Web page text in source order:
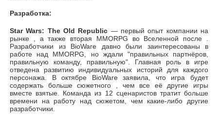
Разработка:
Star Wars: The Old Republic — первый опыт компании на
рынке , а также вторая MMORPG во Вселенной после .
Разработчики из BioWare давно были заинтересованы в
работе над MMORPG, но ждали "правильных партнёров,
правильную команду, правильную". Главная роль в игре
отведена развитию индивидуальных историй для каждого
персонажа. В октябре BioWare заявила, что игра будет
содержать больше сюжетного , чем все её другие игры
вместе взятые. Команда из 12 сценаристов тратит больше
времени на работу над сюжетом, чем какие-либо другие
разработчики.